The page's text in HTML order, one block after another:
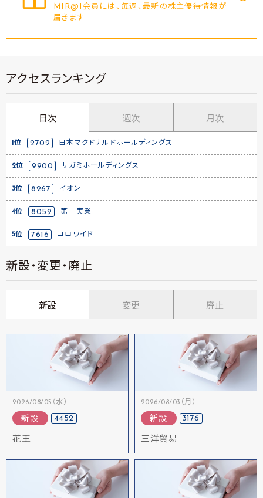
MIR@I会員には、毎週、最新の株主優待情報が
届きます
アクセスランキング
日次 週次 月次
1位 2702 日本マクドナルドホールディングス
2位 9900 サガミホールディングス
3位 8267 イオン
4位 8059 第一実業
5位 7616 コロワイド
新設・変更・廃止
新設 変更 廃止
2026/08/05（水）
新設 4452
花王
2026/08/03（月）
新設 3176
三洋貿易